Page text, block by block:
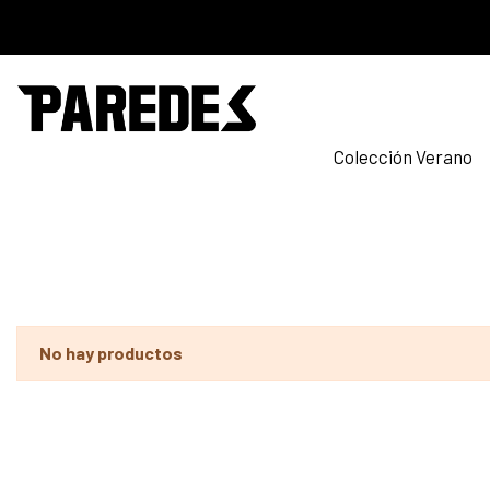
Colección Verano
No hay productos